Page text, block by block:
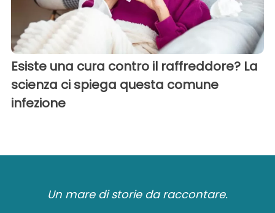
Esiste una cura contro il raffreddore? La
scienza ci spiega questa comune
infezione
Un mare di storie da raccontare.